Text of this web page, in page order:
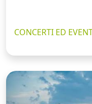
CONCERTI ED